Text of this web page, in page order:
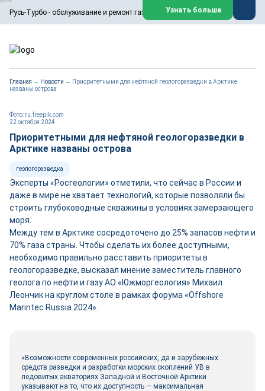
Русь-Турбо - обслуживание и ремонт газовых паровых турбин
ООО «Русь-Турбо» занимается сервисом газовых и паровых
турбин, комплексным ремонтом, восстановлением,
техническим обслуживанием оборудования ТЭС,
работают на нефтегазовых, нефтехимических,
металлургических и других предприятиях.
Реклама. ООО «Русь-Турбо», ИНН 7802588950
erid: F7NfYUJCUneVdwPs4znf
Узнать больше
Главная → Новости → Приоритетными для нефтяной геологоразведки в Арктике
названы острова
22 октября 2024
Фото: ru.freepik.com
Приоритетными для нефтяной геологоразведки в
Арктике названы острова
геологоразведка
Эксперты «Росгеологии» отметили, что сейчас в России и
даже в мире не хватает технологий, которые позволяли бы
строить глубоководные скважины в условиях замерзающего
моря.
Между тем в Арктике сосредоточено до 25% запасов нефти и
70% газа страны. Чтобы сделать их более доступными,
необходимо правильно расставить приоритеты в
геологоразведке, высказал мнение заместитель главного
геолога по нефти и газу АО «Южморгеология» Михаил
Леончик на круглом столе в рамках форума «Offshore
Marintec Russia 2024».
«Возможности современных российских, да и зарубежных
средств разведки и разработки морских скоплений УВ в
ледовитых акваториях Западной и Восточной Арктики
указывают на то, что их доступность — максимальная